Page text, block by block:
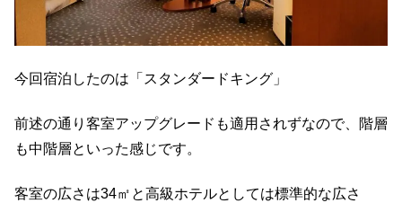
今回宿泊したのは「スタンダードキング」
前述の通り客室アップグレードも適用されずなので、階層
も中階層といった感じです。
客室の広さは34㎡と高級ホテルとしては標準的な広さ